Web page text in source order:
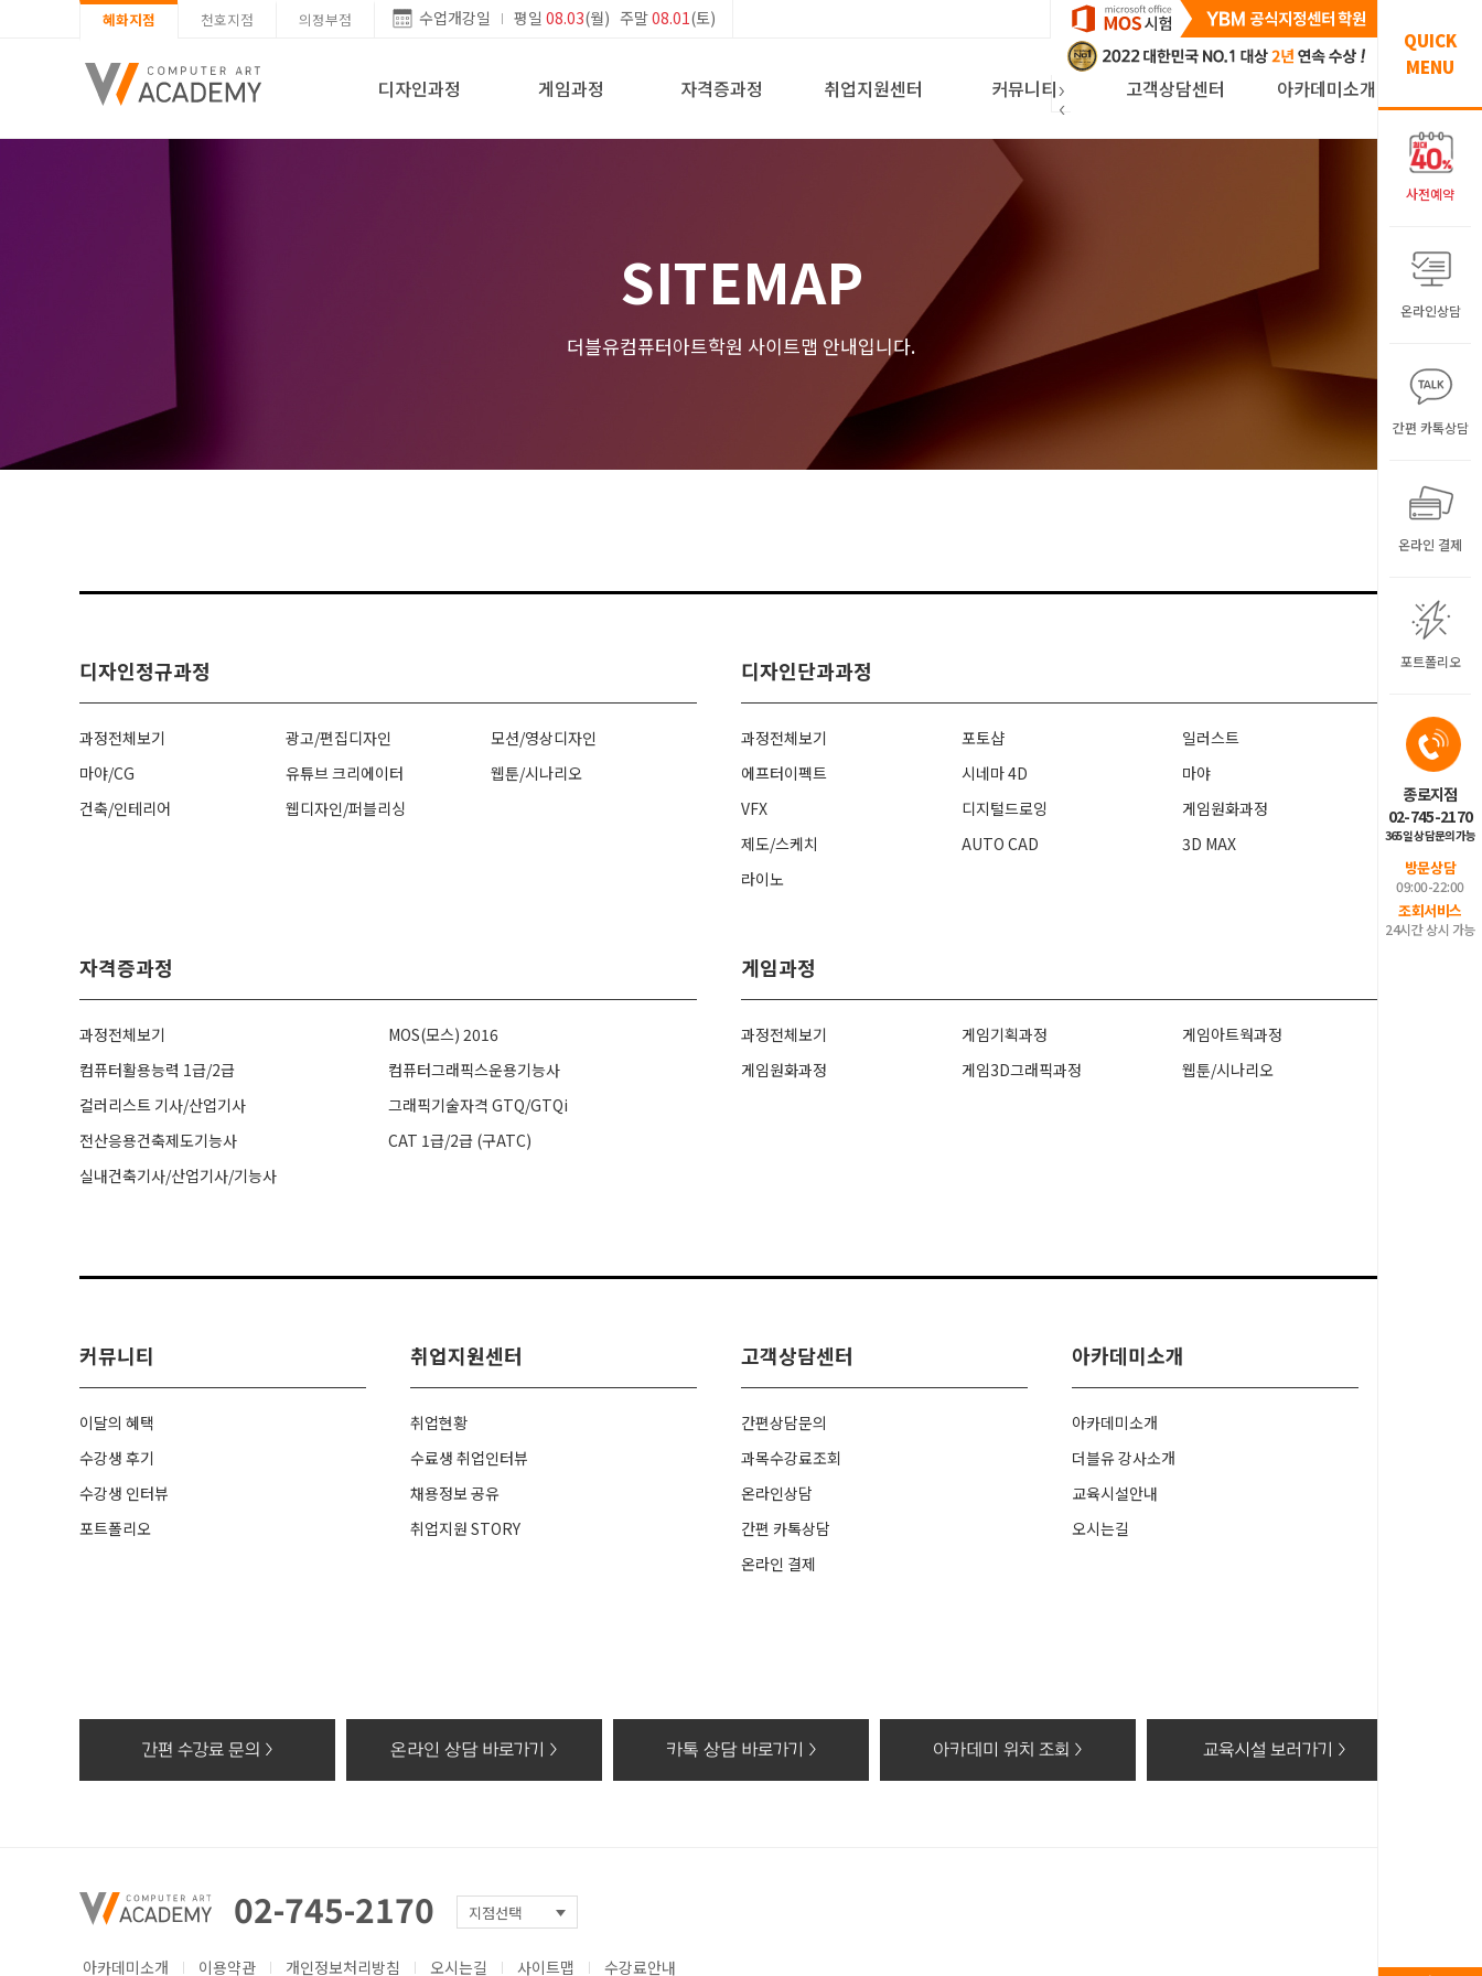
혜화지점 천호지점 의정부점 수업개강일 평일 08.03(월) 주말08.01(토)
디자인과정 게임과정 자격증과정 취업지원센터 커뮤니티 고객상담센터 아카데미소개
QUICK
MENU
사전예약
온라인상담
간편 카톡상담
온라인 결제
포트폴리오
종로지점
02-745-2170
365일 상담문의가능
방문상담
09:00-22:00
조회서비스
24시간 상시 가능
SITEMAP
더블유컴퓨터아트학원 사이트맵 안내입니다.
디자인정규과정
과정전체보기 광고/편집디자인
모션/영상디자인
마야/CG
유튜브 크리에이터
웹툰/시나리오
건축/인테리어
웹디자인/퍼블리싱
디자인단과과정
과정전체보기 포토샵
일러스트
에프터이펙트
시네마 4D
마야
VFX
디지털드로잉
게임원화과정
제도/스케치
AUTO CAD
3D MAX
라이노
자격증과정
과정전체보기
MOS(모스) 2016
컴퓨터활용능력 1급/2급
컴퓨터그래픽스운용기능사
컬러리스트 기사/산업기사
그래픽기술자격 GTQ/GTQi
전산응용건축제도기능사
CAT 1급/2급 (구ATC)
실내건축기사/산업기사/기능사
게임과정
과정전체보기 게임기획과정
게임아트웍과정
게임원화과정
게임3D그래픽과정 웹툰/시나리오
커뮤니티
이달의 혜택
수강생 후기
수강생 인터뷰
포트폴리오
취업지원센터
취업현황
수료생 취업인터뷰
채용정보 공유
취업지원 STORY
고객상담센터
간편상담문의
과목수강료조회
온라인상담
간편 카톡상담
온라인 결제
아카데미소개
아카데미소개
더블유 강사소개
교육시설안내
오시는길
간편 수강료 문의 > 온라인 상담 바로가기 > 카톡 상담 바로가기 > 아카데미 위치 조회 > 교육시설 보러가기 >
02-745-2170
아카데미소개 이용약관 개인정보처리방침 오시는길 사이트맵 수강료안내